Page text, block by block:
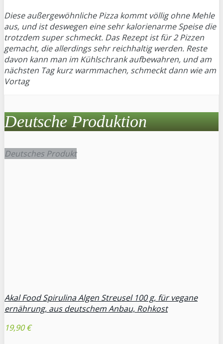
Diese außergewöhnliche Pizza kommt völlig ohne Mehle
aus, und ist deswegen eine sehr kalorienarme Speise die
trotzdem super schmeckt. Das Rezept ist für 2 Pizzen
gemacht, die allerdings sehr reichhaltig werden. Reste
davon kann man im Kühlschrank aufbewahren, und am
nächsten Tag kurz warmmachen, schmeckt dann wie am
Vortag
Deutsche Produktion
Deutsches Produkt
Akal Food Spirulina Algen Streusel 100 g, für vegane
ernährung, aus deutschem Anbau, Rohkost
19,90 €